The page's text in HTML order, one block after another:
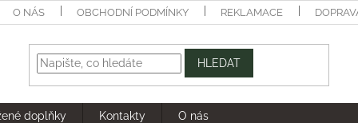
O NÁS OBCHODNÍ PODMÍNKY REKLAMACE
HLEDAT
doplňky Kontakty O nás